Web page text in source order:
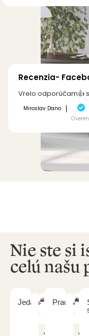
Recenzia-
Vrelo odporúčam👍
Miroslav Dano
Nie ste si
celú našu
Jedálne Pracovne